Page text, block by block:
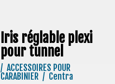
Iris réglable plexi
pour tunnel
/ ACCESSOIRES POUR
CARABINIER / Centra